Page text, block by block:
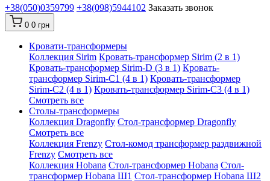
+38(050)0359799 +38(098)5944102 Заказать звонок
0 0 грн
Кровати-трансформеры
Коллекция Sirim Кровать-трансформер Sirim (2 в 1)
Кровать-трансформер Sirim-D (3 в 1) Кровать-
трансформер Sirim-C1 (4 в 1) Кровать-трансформер
Sirim-C2 (4 в 1) Кровать-трансформер Sirim-C3 (4 в 1)
Смотреть все
Cтолы-трансформеры
Коллекция Dragonfly Стол-трансформер Dragonfly
Смотреть все
Коллекция Frenzy Стол-комод трансформер раздвижной
Frenzy Смотреть все
Коллекция Hobana Стол-трансформер Hobana Стол-
трансформер Hobana Ш1 Стол-трансформер Hobana Ш2